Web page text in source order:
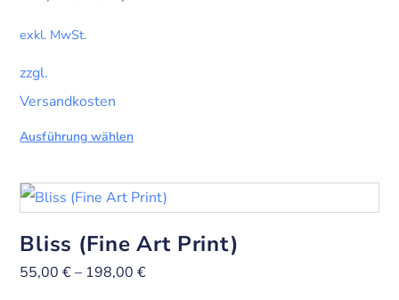
exkl. MwSt.
zzgl.
Versandkosten
Ausführung wählen
Bliss (Fine Art Print)
55,00€– 198,00€